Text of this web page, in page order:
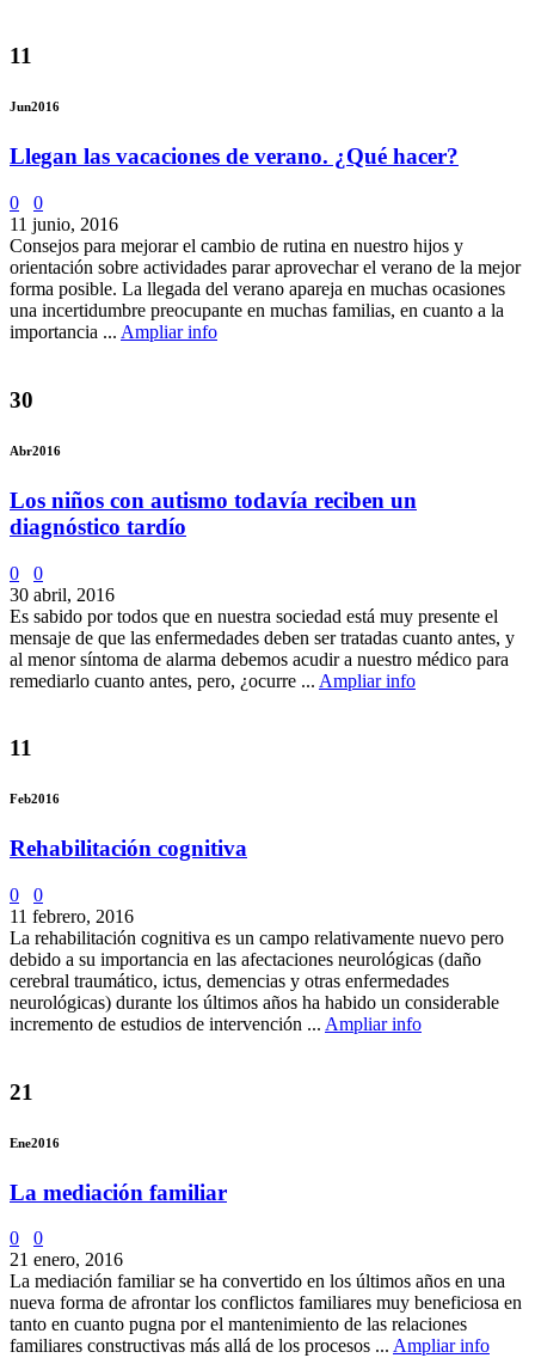
11
Jun2016
Llegan las vacaciones de verano. ¿Qué hacer?
0
0
11 junio, 2016
Consejos para mejorar el cambio de rutina en nuestro hijos y
orientación sobre actividades parar aprovechar el verano de la mejor
forma posible. La llegada del verano apareja en muchas ocasiones
una incertidumbre preocupante en muchas familias, en cuanto a la
importancia ... Ampliar info
30
Abr2016
Los niños con autismo todavía reciben un
diagnóstico tardío
0
0
30 abril, 2016
Es sabido por todos que en nuestra sociedad está muy presente el
mensaje de que las enfermedades deben ser tratadas cuanto antes, y
al menor síntoma de alarma debemos acudir a nuestro médico para
remediarlo cuanto antes, pero, ¿ocurre ... Ampliar info
11
Feb2016
Rehabilitación cognitiva
0
0
11 febrero, 2016
La rehabilitación cognitiva es un campo relativamente nuevo pero
debido a su importancia en las afectaciones neurológicas (daño
cerebral traumático, ictus, demencias y otras enfermedades
neurológicas) durante los últimos años ha habido un considerable
incremento de estudios de intervención ... Ampliar info
21
Ene2016
La mediación familiar
0
0
21 enero, 2016
La mediación familiar se ha convertido en los últimos años en una
nueva forma de afrontar los conflictos familiares muy beneficiosa en
tanto en cuanto pugna por el mantenimiento de las relaciones
familiares constructivas más allá de los procesos ... Ampliar info